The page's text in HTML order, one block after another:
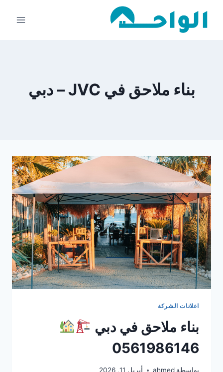
بناء ملاحق في JVC – دبي
اعلانات الشركة
بناء ملاحق في دبي
0561986146
بواسطة ahmed أبريل 11, 2026